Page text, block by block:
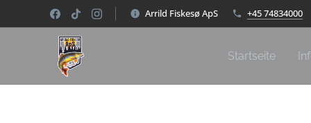
Arrild Fiskesø ApS +45 74834000
Startseite